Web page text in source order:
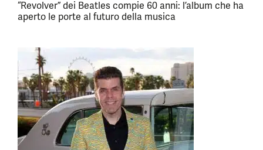
“Revolver” dei Beatles compie 60 anni: l’album che ha
aperto le porte al futuro della musica